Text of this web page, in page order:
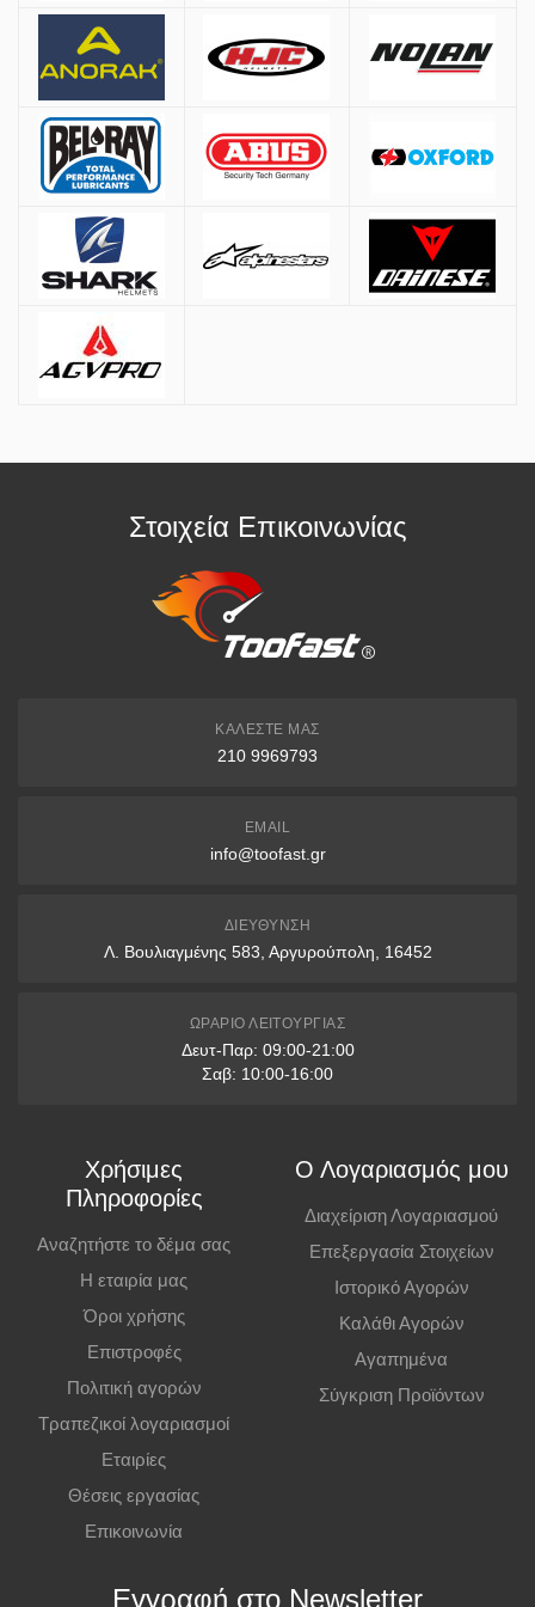
3 δόσεις: άνω των 200€
6 δόσεις: άνω των 400€
12 δόσεις: άνω των 1500€
* Διαθέσιμες μόνο με πιστωτικές κάρτες VISA & Mastercard
Παραλαβή από Κατάστημα
Μπορείτε να παραγγείλετε online και να παραλάβετε από το
κατάστημα. Η παραλαβή πρέπει να γίνει εντός
διαφορετικά η παραγγελία ακυρώνεται.
Οι τιμές ισχύουν και για αγορές από το φυσικό κατάστημα.
Στοιχεία Επικοινωνίας
ΚΑΛΈΣΤΕ ΜΑΣ
210 9969793
EMAIL
info@toofast.gr
ΔΙΕΎΘΥΝΣΗ
Λ. Βουλιαγμένης 583, Αργυρούπολη, 16452
ΩΡΆΡΙΟ ΛΕΙΤΟΥΡΓΊΑΣ
Δευτ-Παρ: 09:00-21:00
Σαβ: 10:00-16:00
Χρήσιμες
Πληροφορίες
Αναζητήστε το δέμα σας
Η εταιρία μας
Όροι χρήσης
Επιστροφές
Πολιτική αγορών
Τραπεζικοί λογαριασμοί
Εταιρίες
Θέσεις εργασίας
Επικοινωνία
Ο Λογαριασμός μου
Διαχείριση Λογαριασμού
Επεξεργασία Στοιχείων
Ιστορικό Αγορών
Καλάθι Αγορών
Αγαπημένα
Σύγκριση Προϊόντων
Εγγραφή στο Newsletter